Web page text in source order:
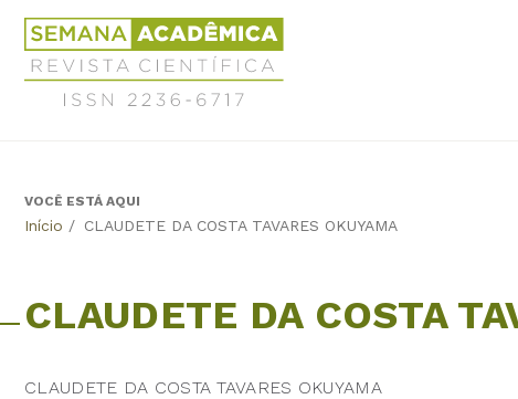
Jump
navigation
Revista
Científica
Semana
Acadêmica
6717
BackVOCÊ ESTÁ AQUI
Início / CLAUDETE DA COSTA TAVARES OKUYAMA
CLAUDETE DA COSTA
CLAUDETE DA COSTA TAVARES OKUYAMA